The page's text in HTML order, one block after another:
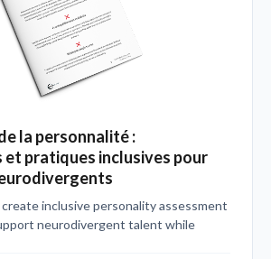
la personnalité :
et pratiques inclusives pour
inclusive personality assessment
neurodivergent talent while